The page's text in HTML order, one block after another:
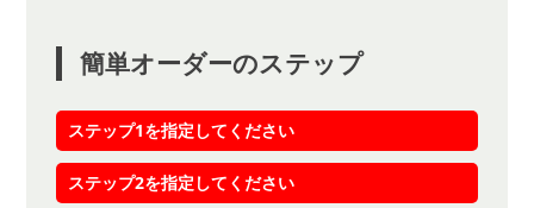
簡単オーダーのステップ
ステップ1を指定してください
ステップ2を指定してください